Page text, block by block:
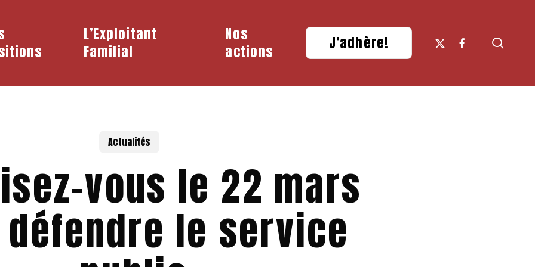
L’Exploitant
Familial
Nos
actions
J’adhère! x-
twitter
facebook
Actualités
vous le 22 mars
le service